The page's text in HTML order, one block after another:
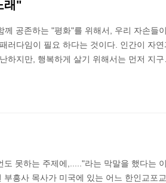
래"
공존하는 "평화"를 위해서, 우리 자손들
러다임이 필요 하다는 것이다. 인간이 자연
하지만, 행복하게 살기 위해서는 먼저 지구
못하는 주제에,....."라는 막말을 했다는
흥사 목사가 미국에 있는 어느 한인교포